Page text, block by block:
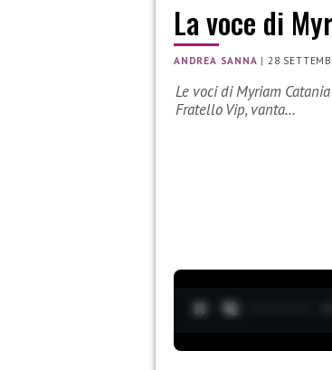
La voce di
ANDREA SANNA |28
Le voci di Myriam
Fratello Vip, vanta…